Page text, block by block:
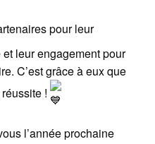
pour leur
leur engagement pour
C’est grâce à eux que
réussite !
l’année prochaine